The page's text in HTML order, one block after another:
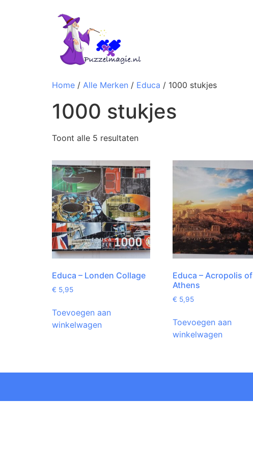
Home / Alle Merken / Educa / 1000 stukjes
1000 stukjes
Toont alle 5 resultaten
Educa – Londen Collage
€ 5,95
Toevoegen aan
winkelwagen
Educa – Acropolis of
Athens
€ 5,95
Toevoegen aan
winkelwagen